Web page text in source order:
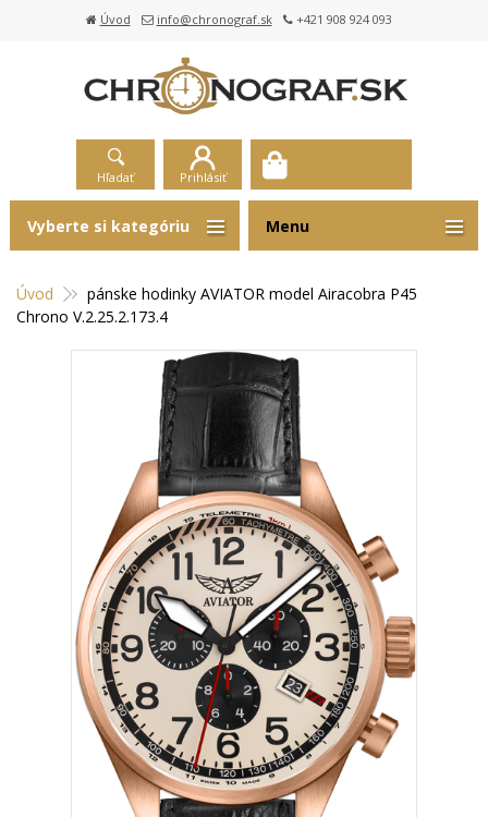
Úvod info@chronograf.sk +421 908 924 093
Hľadať Prihlásiť
Úvod
pánske hodinky AVIATOR model Airacobra P45
Chrono V.2.25.2.173.4
Vyberte si kategóriu Menu